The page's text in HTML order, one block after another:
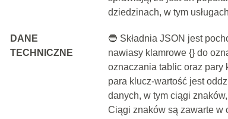
dziedzinach, w tym
DANE
TECHNICZNE
🔵 Składnia JSON jest
nawiasy klamrowe {} do
oznaczania tablic oraz pary
para klucz-wartość jest
danych, w tym ciągi
Ciągi znaków są zawarte w